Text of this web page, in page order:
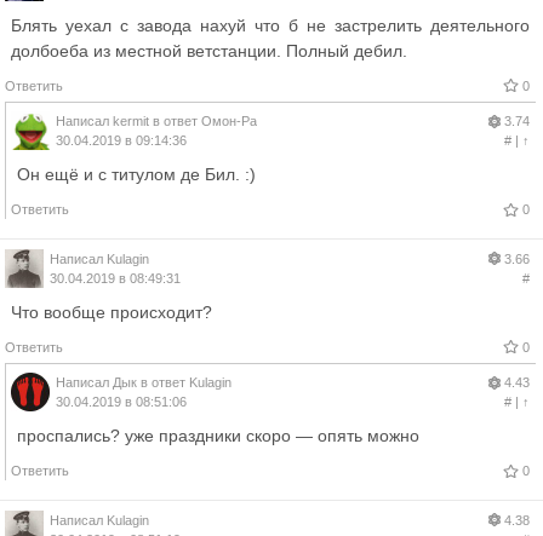
Блять уехал с завода нахуй что б не застрелить деятельного
долбоеба из местной ветстанции. Полный дебил.
Ответить 0
Написал kermit в ответ Омон-Ра
30.04.2019 в 09:14:36
3.74
#| ↑
Он ещё и с титулом де Бил. :)
Ответить 0
Написал Kulagin
30.04.2019 в 08:49:31
3.66
#
Что вообще происходит?
Ответить 0
Написал Дык в ответ Kulagin
30.04.2019 в 08:51:06
4.43
#| ↑
проспались? уже праздники скоро — опять можно
Ответить 0
Написал Kulagin
4.38